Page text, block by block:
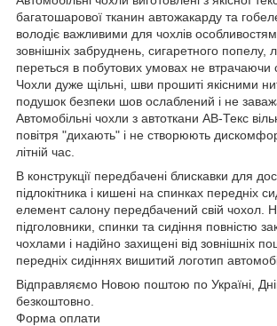
багатошарової тканин автожакарду та
володіє важливими для чохлів
зовнішніх забруднень, сигаретного попелу,
переться в побутових умовах не втрачаючи
Чохли дуже щільні, шви прошиті якісними
подушок безпеки шов ослаблений і не
Автомобільні чохли з автоткани АВ-Текс
повітря "дихають" і не створюють
літній час.
В конструкції передбачені блискавки для
підлокітника і кишені на спинках передніх
елемент салону передбачений свій чохол.
підголовники, спинки та сидіння повністю
чохлами і надійно захищені від зовнішніх
передніх сидіннях вишитий логотип
Відправляємо Новою поштою по Україні,
безкоштовно.
Форма оплати